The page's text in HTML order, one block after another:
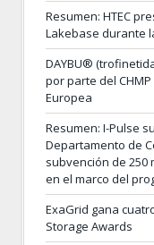
Resumen: HTEC
Lakebase durante
DAYBU®
por parte del
Europea
Resumen: I-Pulse
Departamento de
subvención de 250
en el marco del
ExaGrid gana
Storage Awards